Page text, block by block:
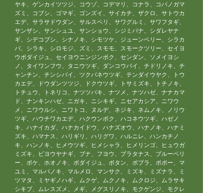
ヤキ、ゲンカイツツジ、コウゾ、コデマリ、コナラ、コバノガマ
ズミ、コブシ、ゴマギ、ゴンズイ、サイカチ、ザクロ、サトウカ
エデ、サラサドウダン、サルスベリ、サワグルミ、サワフタギ、
サンザシ、サンシュユ、サンショウ、シジミバナ、シダレヤナ
ギ、シデコブシ、シナノキ、シモツケ、ジューンベリー、シラカ
バ、シラキ、シロモジ、ズミ、スモモ、スモークツリー、セイヨ
ウボダイジュ、セイヨウニンジンボク、センダン、ソメイヨシ
ノ、タイワンフウ、タニウツギ、ダンコウバイ、チドリノキ、チ
ャンチン、チンシバイ、ツクバネウツギ、テンダイウヤク、トウ
カエデ、ドウダンツツジ、ドクウツギ、トサミズキ、トチノキ、
トチュウ、トネリコ、ナツツバキ、ナツメ、ナツハゼ、ナナカマ
ド、ナンキンハゼ、ニガキ、ニシキギ、ニセアカシア、ニワウ
メ、ニワウルシ、ニワトコ、ヌルデ、ネジキ、ネムノキ、ノリウ
ツギ、ハウチワカエデ、ハクウンボク、ハコネウツギ、ハゼノ
キ、ハナイカダ、ハナカイドウ、ハナズオウ、ハナノキ、ハナミ
ズキ、ハマナス、ハリギリ、ハリグワ、ハルニレ、ハンカチノ
キ、ハンノキ、ヒメウツギ、ヒメシャラ、ヒメリンゴ、ヒュウガ
ミズキ、ビヨウヤナギ、ブナ、フヨウ、プラタナス、ブルーベリ
ー、ボケ、ホオノキ、ボダイジュ、ボタン、ポプラ、ポポー、マ
ユミ、マルバノキ、マルメロ、マンサク、ミズキ、ミズナラ、ミ
ツマタ、ミヤギノハギ、ムクゲ、ムクノキ、ムクロジ、ムラサキ
シキブ、ムレスズメ、メギ、メグスリノキ、モクゲンジ、モクレ